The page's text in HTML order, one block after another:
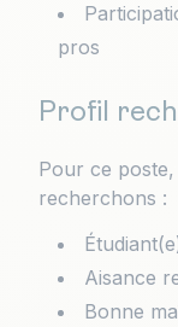
pros
Profil
Pour ce
recherchons :
Aisance
Bonne